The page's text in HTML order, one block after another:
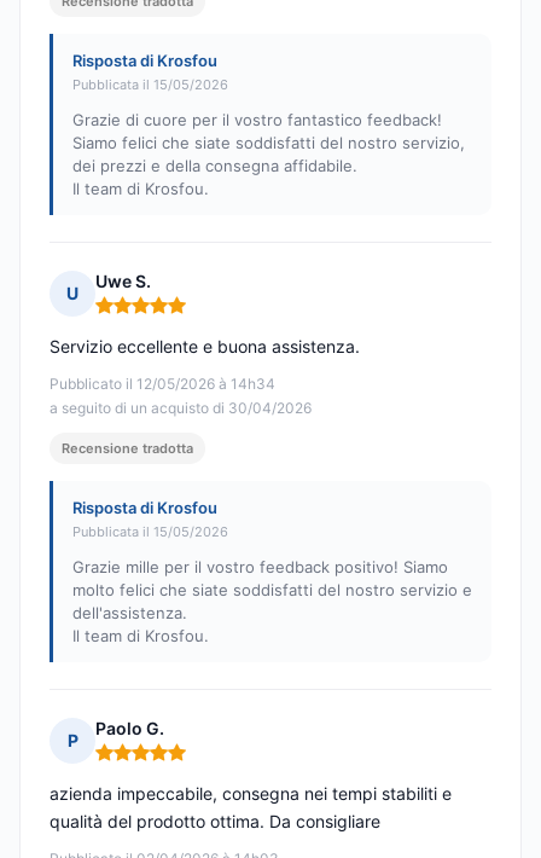
Risposta di Krosfou
Pubblicata il 15/05/2026
Grazie di cuore per il vostro fantastico feedback!
Siamo felici che siate soddisfatti del nostro servizio,
dei prezzi e della consegna affidabile.
Il team di Krosfou.
U
Uwe S.
Nota: 5 su 5
Pubblicato il 12/05/2026 à 14h34
a seguito di un acquisto di 30/04/2026
Servizio eccellente e buona assistenza.
Recensione tradotta
Risposta di Krosfou
Pubblicata il 15/05/2026
Grazie mille per il vostro feedback positivo! Siamo
molto felici che siate soddisfatti del nostro servizio e
dell'assistenza.
Il team di Krosfou.
P
Paolo G.
Nota: 5 su 5
azienda impeccabile, consegna nei tempi stabiliti e
qualità del prodotto ottima. Da consigliare